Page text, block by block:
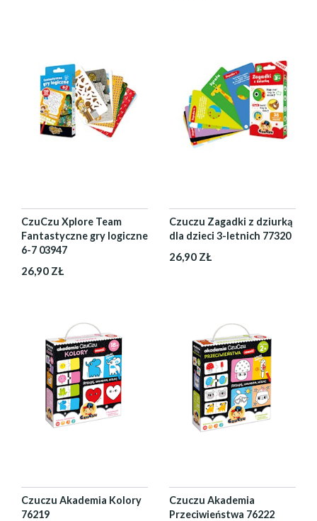
CzuCzu Xplore Team
Fantastyczne gry logiczne
6-7 03947
26,90 ZŁ
Czuczu Zagadki z dziurką
dla dzieci 3-letnich 77320
26,90 ZŁ
Czuczu Akademia Kolory
76219
Czuczu Akademia
Przeciwieństwa 76222